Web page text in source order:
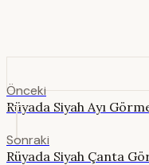
Önceki
Rüyada Siyah Ayı
Sonraki
Rüyada Siyah Çanta